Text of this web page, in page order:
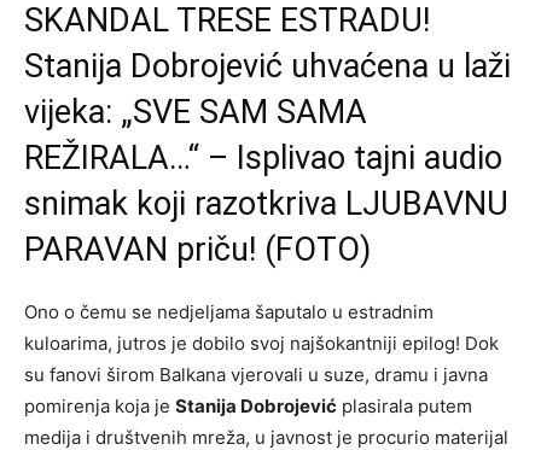
SKANDAL TRESE ESTRADU!
Stanija Dobrojević uhvaćena u laži
vijeka: „SVE SAM SAMA
REŽIRALA…“ – Isplivao tajni audio
snimak koji razotkriva LJUBAVNU
PARAVAN priču! (FOTO)
Ono o čemu se nedjeljama šaputalo u estradnim
kuloarima, jutros je dobilo svoj najšokantniji epilog! Dok
su fanovi širom Balkana vjerovali u suze, dramu i javna
pomirenja koja je Stanija Dobrojević plasirala putem
medija i društvenih mreža, u javnost je procurio materijal